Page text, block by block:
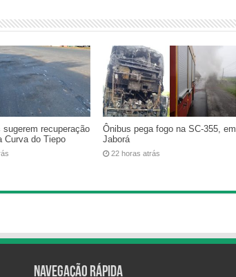
sugerem recuperação
Curva do Tiepo
Ônibus pega fogo na SC-355, em
Jaborá
22 horas atrás
Navegação Rápida